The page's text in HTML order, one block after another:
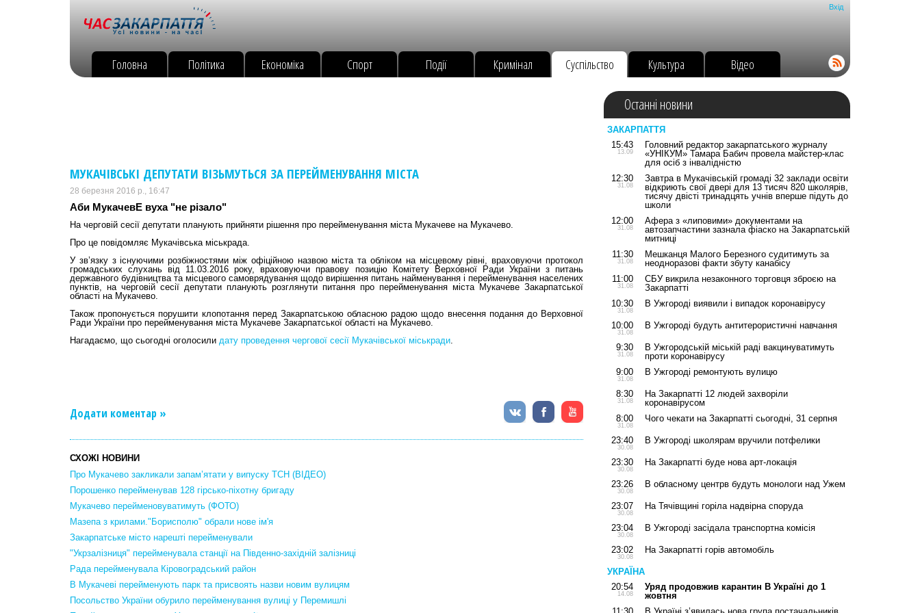
Вхід
Головна Політика Економіка Спорт Події Кримінал Суспільство Культура Відео
МУКАЧІВСЬКІ ДЕПУТАТИ ВІЗЬМУТЬСЯ ЗА ПЕРЕЙМЕНУВАННЯ МІСТА
28 березня 2016 р., 16:47
Аби МукачевЕ вуха "не різало"
На черговій сесії депутати планують прийняти рішення про перейменування міста Мукачеве на Мукачево.
Про це повідомляє Мукачівська міськрада.
У зв’язку з існуючими розбіжностями між офіційною назвою міста та обліком на місцевому рівні, враховуючи протокол
громадських слухань від 11.03.2016 року, враховуючи правову позицію Комітету Верховної Ради України з питань
державного будівництва та місцевого самоврядування щодо вирішення питань найменування і перейменування населених
пунктів, на черговій сесії депутати планують розглянути питання про перейменування міста Мукачеве Закарпатської
області на Мукачево.
Також пропонується порушити клопотання перед Закарпатською обласною радою щодо внесення подання до Верховної
Ради України про перейменування міста Мукачеве Закарпатської області на Мукачево.
Нагадаємо, що сьогодні оголосили дату проведення чергової сесії Мукачівської міськради.
Додати коментар »
СХОЖІ НОВИНИ
Про Мукачево закликали запам’ятати у випуску ТСН (ВІДЕО)
Порошенко перейменував 128 гірсько-піхотну бригаду
Мукачево перейменовуватимуть (ФОТО)
Мазепа з крилами."Борисполю" обрали нове ім'я
Закарпатське місто нарешті перейменували
"Укрзалізниця" перейменувала станції на Південно-західній залізниці
Рада перейменувала Кіровоградський район
В Мукачеві перейменують парк та присвоять назви новим вулицям
Посольство України обурило перейменування вулиці у Перемишлі
Останні новини
ЗАКАРПАТТЯ
15:43
13.09
Головний редактор закарпатського журналу
«УНІКУМ» Тамара Бабич провела майстер-клас
для осіб з інвалідністю
12:30
31.08
Завтра в Мукачівській громаді 32 заклади освіти
відкриють свої двері для 13 тисяч 820 школярів,
тисячу двісті тринадцять учнів вперше підуть до
школи
12:00
31.08
Афера з «липовими» документами на
автозапчастини зазнала фіаско на Закарпатській
митниці
11:30
31.08
Мешканця Малого Березного судитимуть за
неодноразові факти збуту канабісу
11:00
31.08
СБУ викрила незаконного торговця зброєю на
Закарпатті
10:30
31.08
В Ужгороді виявили і випадок коронавірусу
10:00
31.08
В Ужгороді будуть антитерористичні навчання
9:30
31.08
В Ужгородській міській раді вакцинуватимуть
проти коронавірусу
9:00
31.08
В Ужгороді ремонтують вулицю
8:30
31.08
На Закарпатті 12 людей захворіли
коронавірусом
8:00
31.08
Чого чекати на Закарпатті сьогодні, 31 серпня
23:40
30.08
В Ужгороді школярам вручили потфелики
23:30
30.08
На Закарпатті буде нова арт-локація
23:26
30.08
В обласному центрв будуть монологи над Ужем
23:07
30.08
На Тячівщині горіла надвірна споруда
23:04
30.08
В Ужгороді засідала транспортна комісія
23:02
30.08
На Закарпатті горів автомобіль
УКРАЇНА
20:54
14.08
Уряд продовжив карантин В Україні до 1
жовтня